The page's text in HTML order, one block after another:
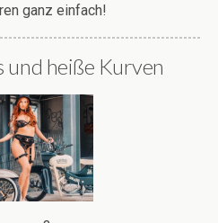
ganz einfach!
und heiße Kurven